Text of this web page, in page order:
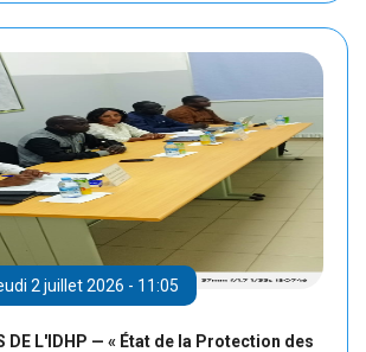
2 juillet 2026 - 11:05
DE L'IDHP — « État de la Protection des